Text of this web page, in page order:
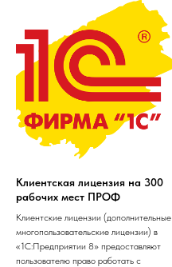
Клиентская лицензия на 300
рабочих мест ПРОФ
Клиентские лицензии (дополнительные
многопользовательские лицензии) в
«1С:Предприятии 8» предоставляют
пользователю право работать с